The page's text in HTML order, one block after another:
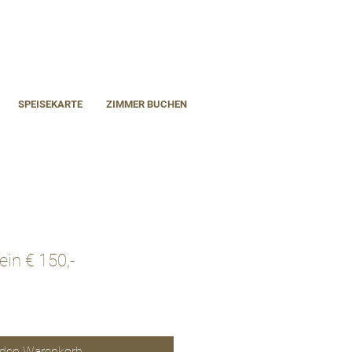
SPEISEKARTE ZIMMER BUCHEN
€ 150,-